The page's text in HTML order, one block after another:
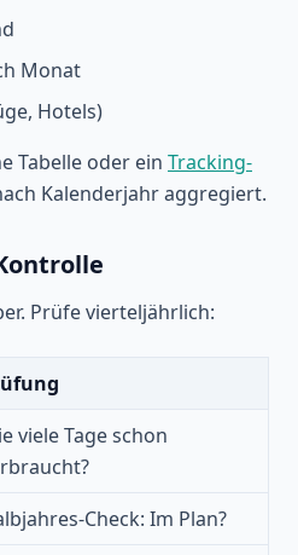
Monat
Hotels)
Tabelle oder ein Tracking-
Kalenderjahr aggregiert.
Prüfe vierteljährlich:
viele Tage schon
Check: Im Plan?